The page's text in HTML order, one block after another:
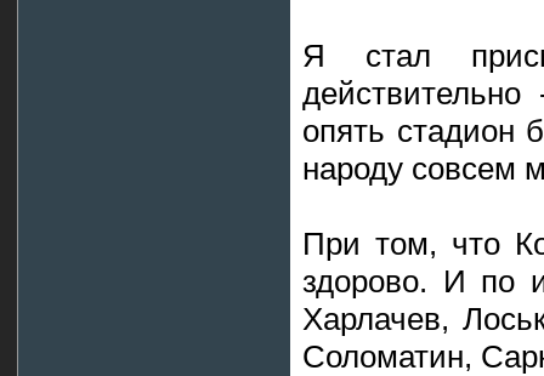
Я стал
опять стадион
народу совсем
При том, что
здорово. И по
Харлачев,
Соломатин,